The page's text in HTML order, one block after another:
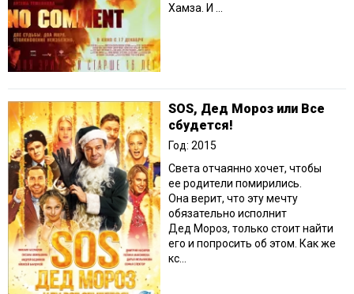
Хамза. И ...
SOS, Дед Мороз или Все
сбудется!
Год: 2015
Света отчаянно хочет, чтобы
ее родители помирились.
Она верит, что эту мечту
обязательно исполнит
Дед Мороз, только стоит найти
его и попросить об этом. Как же
кс...